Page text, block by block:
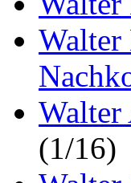
Walter
Walter
(1/16)